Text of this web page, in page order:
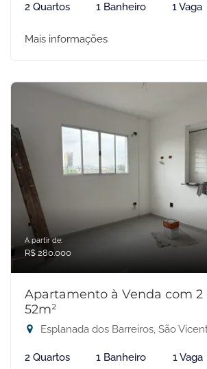
2 Quartos 1 Banheiro 1 Vaga
Mais informações
A partir de:
R$ 280.000
Apartamento à Venda com 2
52m²
Esplanada dos Barreiros, São
2 Quartos 1 Banheiro 1 Vaga